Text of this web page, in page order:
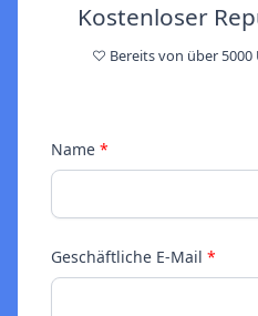
Kostenloser
♡ Bereits von über
Name *
Geschäftliche E-Mail *